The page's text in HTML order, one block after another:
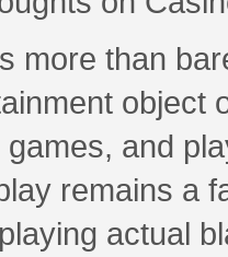
more than
object
and
remains a
actual